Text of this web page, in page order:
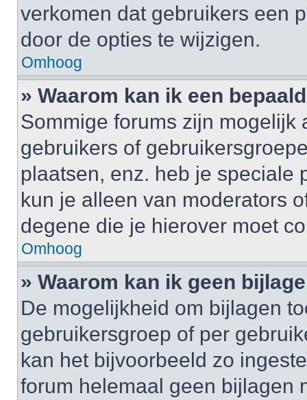
verkomen dat gebruikers een
door de opties te wijzigen.
Omhoog
» Waarom kan ik een
Sommige forums zijn
gebruikers of
plaatsen, enz. heb je speciale
kun je alleen van moderators
degene die je hierover moet
Omhoog
» Waarom kan ik geen
De mogelijkheid om bijlagen
gebruikersgroep of per
kan het bijvoorbeeld zo
forum helemaal geen bijlagen